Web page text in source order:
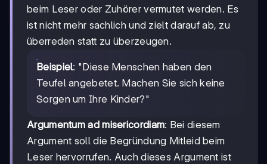
beim Leser oder Zuhörer vermutet werden. Es
ist nicht mehr sachlich und zielt darauf ab, zu
überreden statt zu überzeugen.
Beispiel: "Diese Menschen haben den
Teufel angebetet. Machen Sie sich keine
Sorgen um Ihre Kinder?"
Argumentum ad misericordiam: Bei diesem
Argument soll die Begründung Mitleid beim
Leser hervorrufen. Auch dieses Argument ist